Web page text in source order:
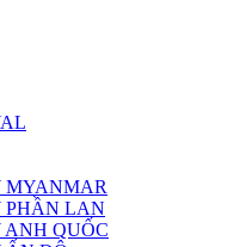
MYANMAR
PHẦN LAN
QUỐC